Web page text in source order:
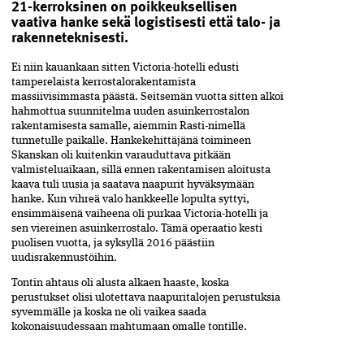
21-kerroksinen on poikkeuksellisen
vaativa hanke sekä logistisesti että talo- ja
rakenneteknisesti.
Ei niin kauankaan sitten Victoria-hotelli edusti
tamperelaista kerrostalorakentamista
massiivisimmasta päästä. Seitsemän vuotta sitten alkoi
hahmottua suunnitelma uuden asuinkerrostalon
rakentamisesta samalle, aiemmin Rasti-nimellä
tunnetulle paikalle. Hankekehittäjänä toimineen
Skanskan oli kuitenkin varauduttava pitkään
valmisteluaikaan, sillä ennen rakentamisen aloitusta
kaava tuli uusia ja saatava naapurit hyväksymään
hanke. Kun vihreä valo hankkeelle lopulta syttyi,
ensimmäisenä vaiheena oli purkaa Victoria-hotelli ja
sen viereinen asuinkerrostalo. Tämä operaatio kesti
puolisen vuotta, ja syksyllä 2016 päästiin
uudisrakennustöihin.
Tontin ahtaus oli alusta alkaen haaste, koska
perustukset olisi ulotettava naapuritalojen perustuksia
syvemmälle ja koska ne oli vaikea saada
kokonaisuudessaan mahtumaan omalle tontille.